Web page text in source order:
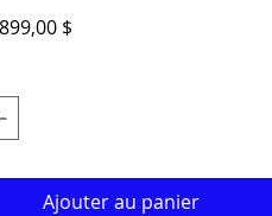
899,00 $
Ajouter au panier